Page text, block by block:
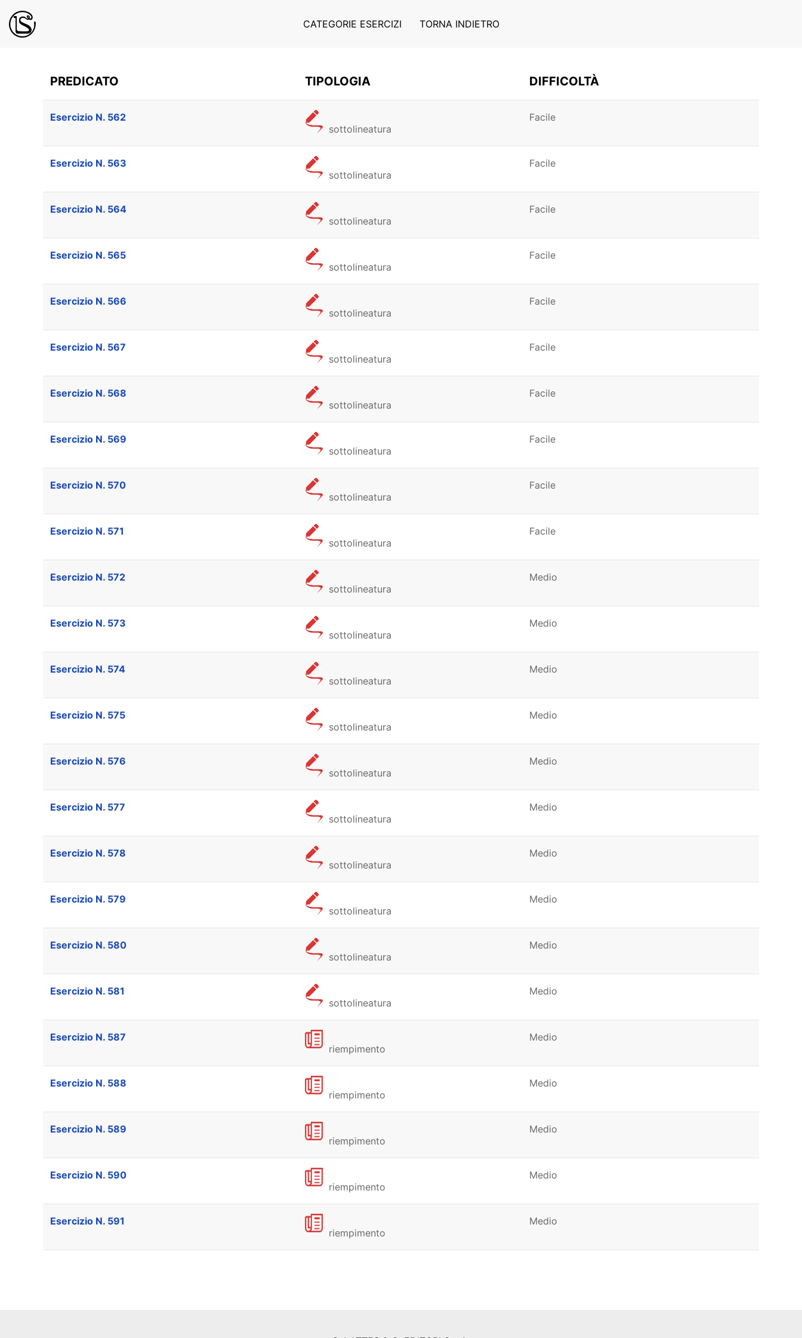
CATEGORIE ESERCIZI TORNA INDIETRO
PREDICATO TIPOLOGIA DIFFICOLTÀ
Esercizio N. 562
sottolineatura
Facile
Esercizio N. 563
sottolineatura
Facile
Esercizio N. 564
sottolineatura
Facile
Esercizio N. 565
sottolineatura
Facile
Esercizio N. 566
sottolineatura
Facile
Esercizio N. 567
sottolineatura
Facile
Esercizio N. 568
sottolineatura
Facile
Esercizio N. 569
sottolineatura
Facile
Esercizio N. 570
sottolineatura
Facile
Esercizio N. 571
sottolineatura
Facile
Esercizio N. 572
sottolineatura
Medio
Esercizio N. 573
sottolineatura
Medio
Esercizio N. 574
sottolineatura
Medio
Esercizio N. 575
sottolineatura
Medio
Esercizio N. 576
sottolineatura
Medio
Esercizio N. 577
sottolineatura
Medio
Esercizio N. 578
sottolineatura
Medio
Esercizio N. 579
sottolineatura
Medio
Esercizio N. 580
sottolineatura
Medio
Esercizio N. 581
sottolineatura
Medio
Esercizio N. 587
riempimento
Medio
Esercizio N. 588
riempimento
Medio
Esercizio N. 589
riempimento
Medio
Esercizio N. 590
riempimento
Medio
Esercizio N. 591
riempimento
Medio